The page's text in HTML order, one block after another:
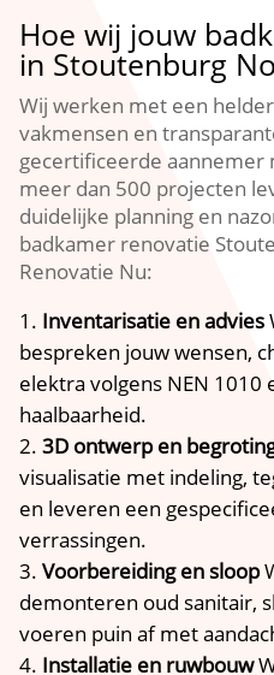
Hoe wij jouw
in Stoutenburg
Wij werken met een
vakmensen en
gecertificeerde aannemer
meer dan 500 projecten
duidelijke planning en
badkamer renovatie
Renovatie Nu:
Inventarisatie en advies
bespreken jouw wensen,
elektra volgens NEN 1010
haalbaarheid.​
3D ontwerp en
visualisatie met indeling,
en leveren een
verrassingen.​
Voorbereiding en sloop
demonteren oud sanitair,
voeren puin af met
Installatie en ruwbouw